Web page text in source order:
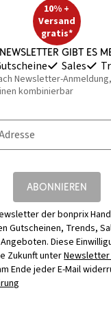
10% +
Versand
gratis*
gibt es
Sales
Newsletter-
kombinierbar
ABONNIEREN
der bonprix
Gutscheinen, Trends,
Diese
Zukunft unter
Ende jeder E-Mail